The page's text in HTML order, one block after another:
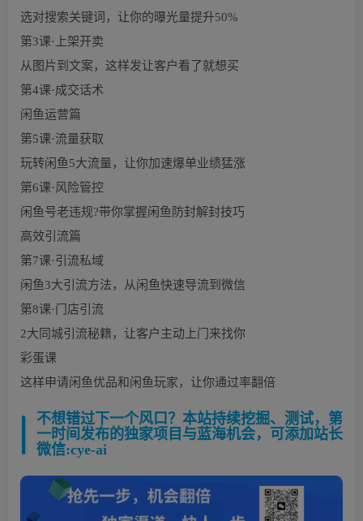
选对搜索关键词，让你的曝光量提升50%
第3课·上架开卖
从图片到文案，这样发让客户看了就想买
第4课·成交话术
闲鱼运营篇
第5课·流量获取
玩转闲鱼5大流量，让你加速爆单业绩猛涨
第6课·风险管控
闲鱼号老违规?带你掌握闲鱼防封解封技巧
高效引流篇
第7课·引流私域
闲鱼3大引流方法，从闲鱼快速导流到微信
第8课·门店引流
2大同城引流秘籍，让客户主动上门来找你
彩蛋课
这样申请闲鱼优品和闲鱼玩家，让你通过率翻倍
不想错过下一个风口？本站持续挖掘、测试，第
一时间发布的独家项目与蓝海机会，可添加站长
微信:cye-ai